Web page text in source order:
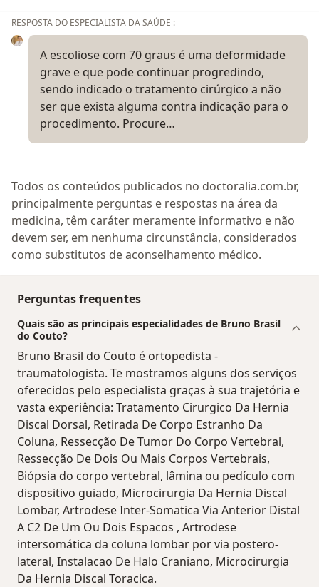
RESPOSTA DO ESPECIALISTA DA SAÚDE :
A escoliose com 70 graus é uma deformidade
grave e que pode continuar progredindo,
sendo indicado o tratamento cirúrgico a não
ser que exista alguma contra indicação para o
procedimento. Procure…
Todos os conteúdos publicados no doctoralia.com.br,
principalmente perguntas e respostas na área da
medicina, têm caráter meramente informativo e não
devem ser, em nenhuma circunstância, considerados
como substitutos de aconselhamento médico.
Perguntas frequentes
Quais são as principais especialidades de Bruno Brasil
do Couto?
Bruno Brasil do Couto é ortopedista -
traumatologista. Te mostramos alguns dos serviços
oferecidos pelo especialista graças à sua trajetória e
vasta experiência: Tratamento Cirurgico Da Hernia
Discal Dorsal, Retirada De Corpo Estranho Da
Coluna, Ressecção De Tumor Do Corpo Vertebral,
Ressecção De Dois Ou Mais Corpos Vertebrais,
Biópsia do corpo vertebral, lâmina ou pedículo com
dispositivo guiado, Microcirurgia Da Hernia Discal
Lombar, Artrodese Inter-Somatica Via Anterior Distal
A C2 De Um Ou Dois Espacos , Artrodese
intersomática da coluna lombar por via postero-
lateral, Instalacao De Halo Craniano, Microcirurgia
Da Hernia Discal Toracica.